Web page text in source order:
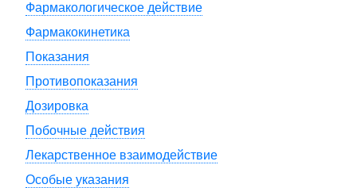
Фармакологическое действие
Фармакокинетика
Показания
Противопоказания
Дозировка
Побочные действия
Лекарственное взаимодействие
Особые указания